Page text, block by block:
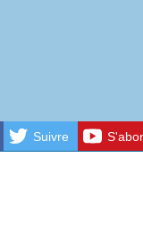
Suivre